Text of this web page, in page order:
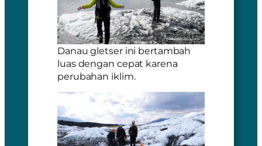
Danau gletser ini bertambah
luas dengan cepat karena
perubahan iklim.